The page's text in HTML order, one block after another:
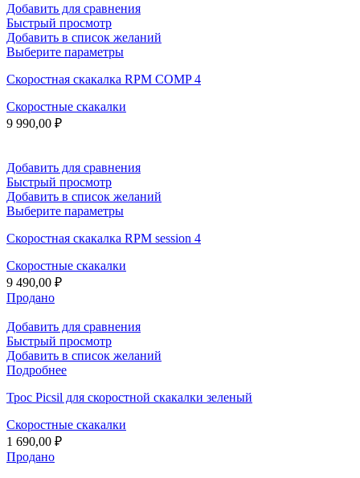
странице
Добавить для сравнения
Быстрый просмотр
Добавить в список желаний
Выберите параметрыЭтот
имеет
вариаций.
на
товара.
Скоростная скакалка RPM COMP 4
Скоростные скакалки
9 990,00 ₽
Добавить для сравнения
Быстрый просмотр
Добавить в список желаний
Выберите параметрыЭтот
имеет
вариаций.
на
товара.
Скоростная скакалка RPM session 4
Скоростные скакалки
9 490,00 ₽
Продано
Добавить для сравнения
Быстрый просмотр
Добавить в список желаний
Подробнее
Трос Picsil для скоростной скакалки зеленый
Скоростные скакалки
1 690,00 ₽
Продано